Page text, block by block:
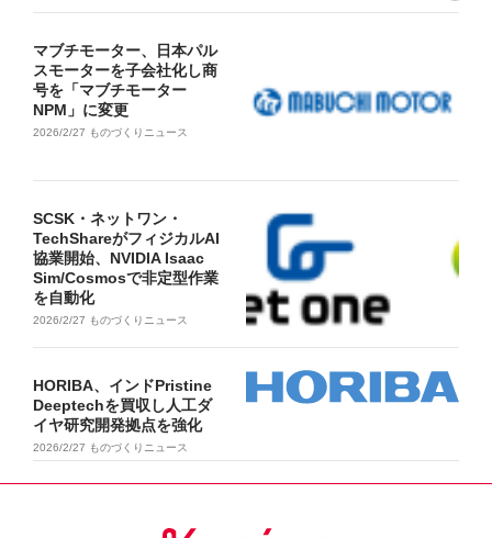
マブチモーター、日本パル
スモーターを子会社化し商
号を「マブチモーター
NPM」に変更
2026/2/27 ものづくりニュース
SCSK・ネットワン・
TechShareがフィジカルAI
協業開始、NVIDIA Isaac
Sim/Cosmosで非定型作業
を自動化
2026/2/27 ものづくりニュース
HORIBA、インドPristine
Deeptechを買収し人工ダ
イヤ研究開発拠点を強化
2026/2/27 ものづくりニュース